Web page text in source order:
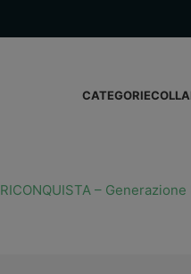
CATEGORIE
RICONQUISTA –